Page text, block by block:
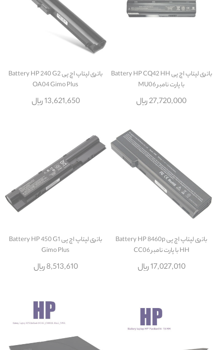
باتری لپتاپ اچ پی Battery HP CQ42 HH
با پارت نامبر MU06
27,720,000 ریال
باتری لپتاپ اچ پی Battery HP 240 G2
OA04 Gimo Plus
13,621,650 ریال
باتری لپتاپ اچ پی Battery HP 8460p
HH با پارت نامبر CC06
17,027,010 ریال
باتری لپتاپ اچ پی Battery HP 450 G1
Gimo Plus
8,513,610 ریال